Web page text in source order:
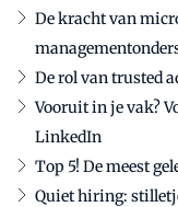
De kracht van
De rol van trusted
Vooruit in je vak?
LinkedIn
Top 5! De meest
Quiet hiring: